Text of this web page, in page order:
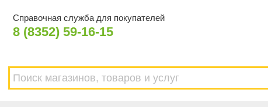
Справочная служба для покупателей
8 (8352) 59-16-15